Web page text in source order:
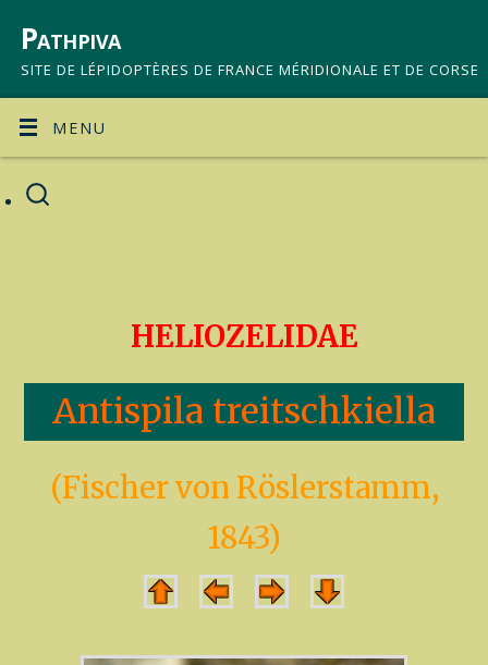
Pathpiva
SITE DE LÉPIDOPTÈRES DE FRANCE MÉRIDIONALE ET DE CORSE
MENU
HELIOZELIDAE
Antispila treitschkiella
(Fischer von Röslerstamm,
1843)